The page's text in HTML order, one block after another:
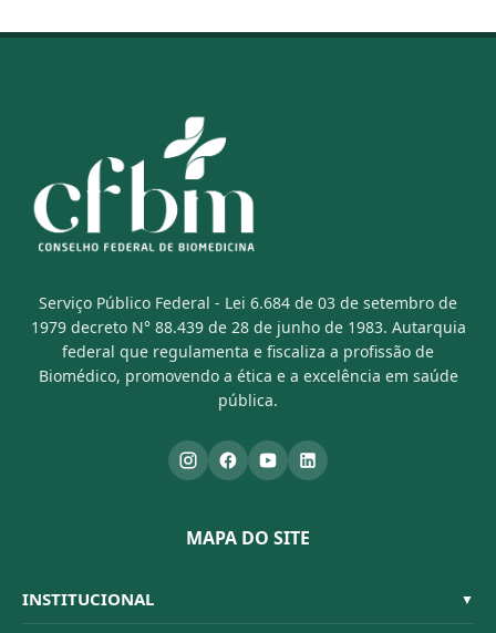
Serviço Público Federal - Lei 6.684 de 03 de setembro de
1979 decreto N° 88.439 de 28 de junho de 1983. Autarquia
federal que regulamenta e fiscaliza a profissão de
Biomédico, promovendo a ética e a excelência em saúde
pública.
MAPA DO SITE
INSTITUCIONAL ▼